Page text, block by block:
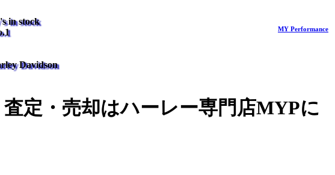
in stock
MY Performance
Davidson
定・売却はハーレー専門店MYPに